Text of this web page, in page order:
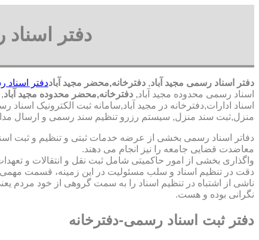
دفتر
دفتر اسناد رسمی مجید آباد, دفترخانه,محضر مجید آباددفتر اسناد
اسناد رسمی محدوده مجید آباد, دفترخانه,محضر محدوده مجید آباد,
اسناد ادارات,دفترخانه در مجید آباد,سامانه ثبت الکترونیک
منزل,ثبت سند منزل, سیستم رزرو تنظیم سند رسمی و ارسال
دفاتر اسناد رسمی بخشی از عرضه خدمات ثبتی و تنظیم و ثبت
معاضدت قضایی جامعه را نیز انجام می دهند.
واگذاری بخشی از امور حاکمیتی شامل ثبت نقل و انتقالات و
دقت در تنظیم اسناد و سلب مسئولیت در این زمینه، قسمت
ناشی از اشتباه در تنظیم اسناد را به سمت گروهی از خود مردم
نگرانی بوده و هست.
دفتر ثبت اسناد رسمی-دفترخانه